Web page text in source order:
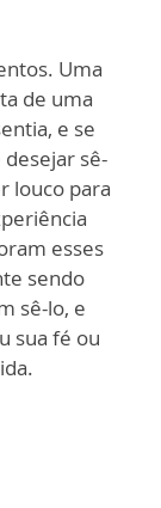
Uma
de uma
e se
sê-
louco para
esses
sendo
sê-lo, e
sua fé ou